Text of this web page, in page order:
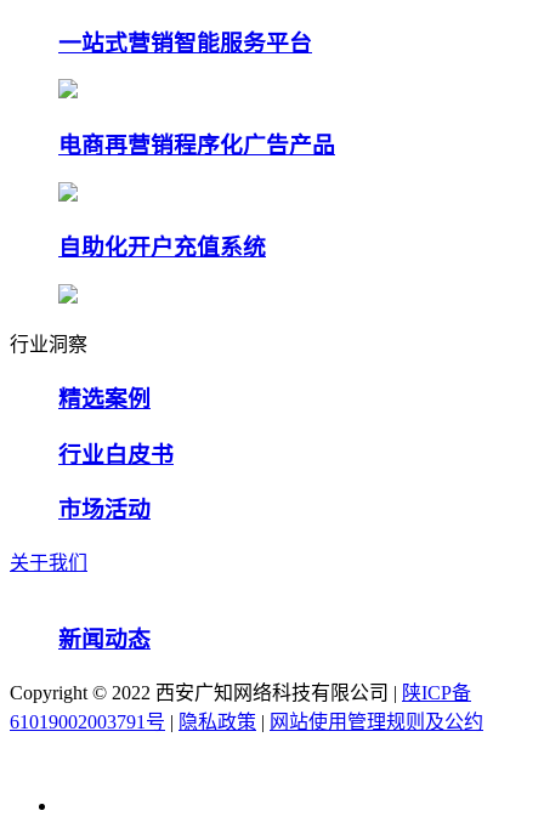
一站式营销智能服务平台
电商再营销程序化广告产品
自助化开户充值系统
行业洞察
精选案例
行业白皮书
市场活动
关于我们
新闻动态
Copyright ©️ 2022 西安广知网络科技有限公司 | 陕ICP备
61019002003791号 | 隐私政策 | 网站使用管理规则及公约